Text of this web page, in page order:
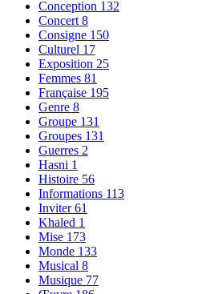
Conception 132
Concert 8
Consigne 150
Culturel 17
Exposition 25
Femmes 81
Française 195
Genre 8
Groupe 131
Groupes 131
Guerres 2
Hasni 1
Histoire 56
Informations 113
Inviter61
Khaled 1
Mise 173
Monde 133
Musical 8
Musique 77